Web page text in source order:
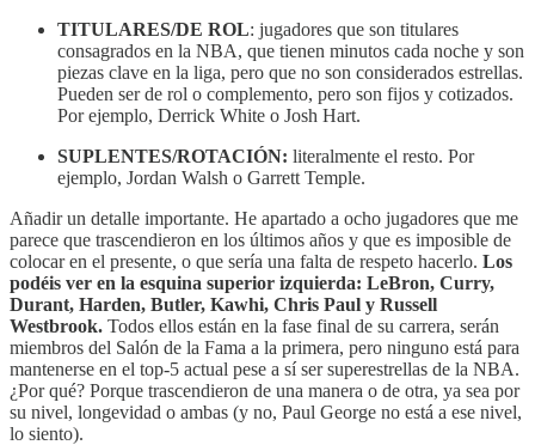
TITULARES/DE ROL: jugadores que son titulares
consagrados en la NBA, que tienen minutos cada noche y son
piezas clave en la liga, pero que no son considerados estrellas.
Pueden ser de rol o complemento, pero son fijos y cotizados.
Por ejemplo, Derrick White o Josh Hart.
SUPLENTES/ROTACIÓN: literalmente el resto. Por
ejemplo, Jordan Walsh o Garrett Temple.
Añadir un detalle importante. He apartado a ocho jugadores que me
parece que trascendieron en los últimos años y que es imposible de
colocar en el presente, o que sería una falta de respeto hacerlo. Los
podéis ver en la esquina superior izquierda: LeBron, Curry,
Durant, Harden, Butler, Kawhi, Chris Paul y Russell
Westbrook. Todos ellos están en la fase final de su carrera, serán
miembros del Salón de la Fama a la primera, pero ninguno está para
mantenerse en el top-5 actual pese a sí ser superestrellas de la NBA.
¿Por qué? Porque trascendieron de una manera o de otra, ya sea por
su nivel, longevidad o ambas (y no, Paul George no está a ese nivel,
lo siento).